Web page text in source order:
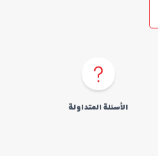
الأسئلة المتداولة